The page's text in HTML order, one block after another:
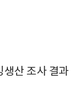
산 조사 결과